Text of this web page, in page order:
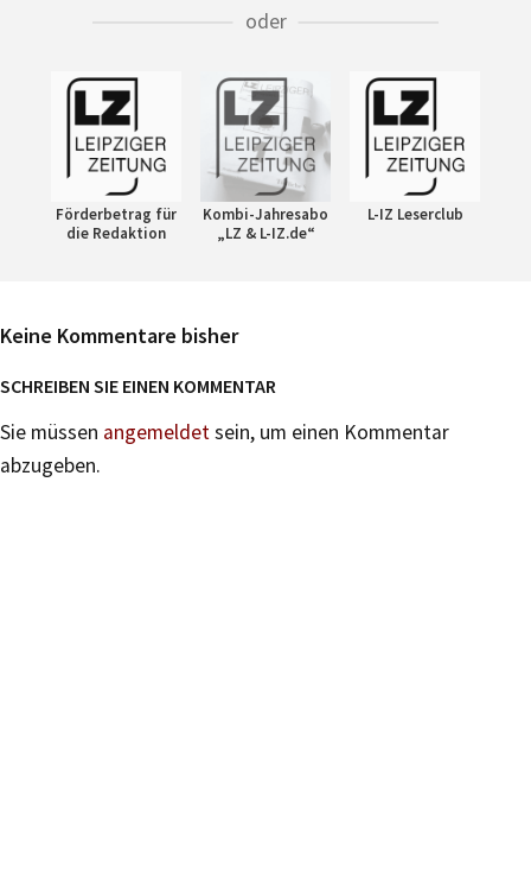
oder
Förderbetrag für
die Redaktion
Kombi-Jahresabo
„LZ & L-IZ.de“
L-IZ Leserclub
Keine Kommentare bisher
SCHREIBEN SIE EINEN KOMMENTAR
Sie müssen angemeldetsein, um einen Kommentar
abzugeben.